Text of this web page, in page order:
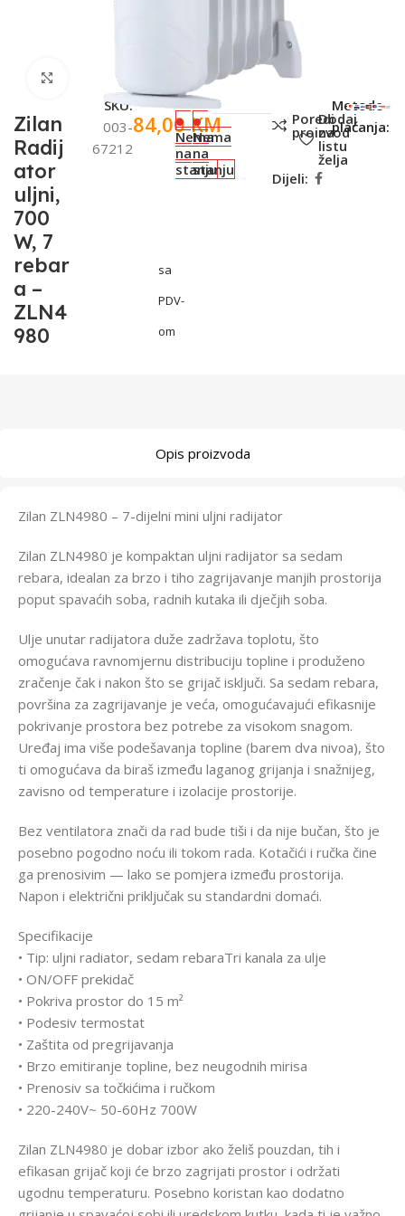
Click to enlarge
Zilan
Radij
ator
uljni,
700
W, 7
rebar
a –
ZLN4
980
SKU:
003-
67212
84,00KM
sa
PDV-
om
Nema
na
stanju
Nema
na
stanju
Poredi
proizvod
Dodaj
na
listu
želja
Dijeli:
Metode
plaćanja:
Opis proizvoda
Zilan ZLN4980 – 7-dijelni mini uljni radijator
Zilan ZLN4980 je kompaktan uljni radijator sa sedam
rebara, idealan za brzo i tiho zagrijavanje manjih prostorija
poput spavaćih soba, radnih kutaka ili dječjih soba.
Ulje unutar radijatora duže zadržava toplotu, što
omogućava ravnomjernu distribuciju topline i produženo
zračenje čak i nakon što se grijač isključi. Sa sedam rebara,
površina za zagrijavanje je veća, omogućavajući efikasnije
pokrivanje prostora bez potrebe za visokom snagom.
Uređaj ima više podešavanja topline (barem dva nivoa), što
ti omogućava da biraš između laganog grijanja i snažnijeg,
zavisno od temperature i izolacije prostorije.
Bez ventilatora znači da rad bude tiši i da nije bučan, što je
posebno pogodno noću ili tokom rada. Kotačići i ručka čine
ga prenosivim — lako se pomjera između prostorija.
Napon i električni priključak su standardni domaći.
Specifikacije
• Tip: uljni radiator, sedam rebaraTri kanala za ulje
• ON/OFF prekidač
• Pokriva prostor do 15 m²
• Podesiv termostat
• Zaštita od pregrijavanja
• Brzo emitiranje topline, bez neugodnih mirisa
• Prenosiv sa točkićima i ručkom
• 220-240V~ 50-60Hz 700W
Zilan ZLN4980 je dobar izbor ako želiš pouzdan, tih i
efikasan grijač koji će brzo zagrijati prostor i održati
ugodnu temperaturu. Posebno koristan kao dodatno